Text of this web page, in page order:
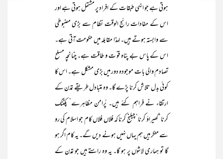
ہوتی ہے جو انہی طبقات کے افراد پر مشتمل ہوتی ہے اور
اس کے مفادات رائج الوقت نظام سے بڑی مضبوطی
سے وابستہ ہوتے ہیں۔ لہذا مقابلہ میں حکومت آتی ہے۔
اس کے پاس بے پناہ قو ّت و طاقت ہے۔ چنانچہ مسلح
تصادم والی بات موجودہ دور میں بڑی مشکل ہے۔ اس کا
کوئی بدل تلاش کرنا پڑے گا۔ وہ متبادل طریقے تمدن کے
ارتقاء نے فراہم کئے ہیں۔ پُرامن مظاہرے‘ پکٹنگ
کرنا‘ گھیراؤ کرنا‘ چیلنج کرنا کہ فلاں فلاں کام جو اسلام کی رو
سے منکر ہیں ہم یہاں نہیں ہونے دیں گے۔ یہ کام اگر ہو
گا تو ہماری لاشوں پر ہو گا۔ یہ وہ راستے ہیں جو تمدن کے